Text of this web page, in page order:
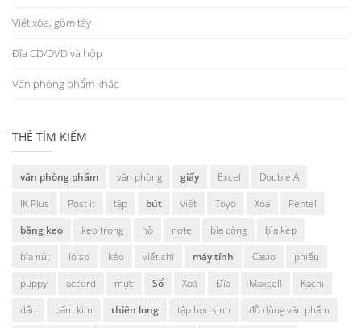
Viết xóa, gôm tẩy
Đĩa CD/DVD và hộp
Văn phòng phẩm khác
THẺ TÌM KIẾM
văn phòng phẩm văn phòng giấy Excel
Double A
IK Plus
Post it tập bút viết Toyo Xoá
Pentel
băng keo
keo trong hồ note bìa còng
bìa kẹp
bìa nút
lò so kéo viết chì máy tính Casio
phiếu
puppy
accord mực Sổ Xoá Đĩa Maxcell
Kachi
dấu
bấm kim thiên long tập học sinh
đồ dùng văn phẩm